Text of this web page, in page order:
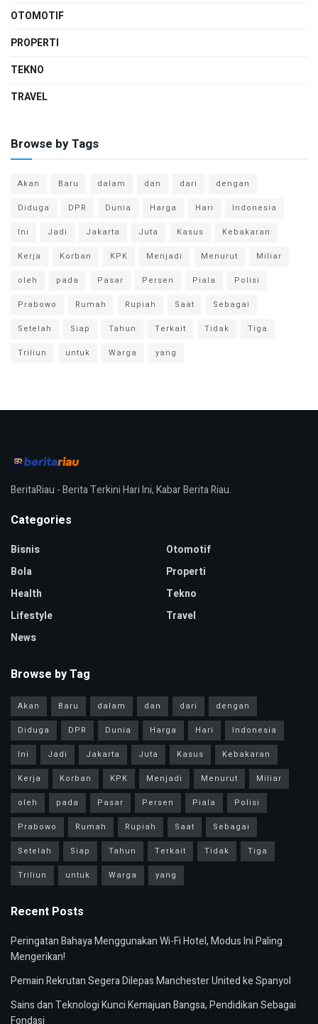
OTOMOTIF
PROPERTI
TEKNO
TRAVEL
Browse by Tags
Akan Baru dalam dan dari
dengan
Diduga
DPR Dunia Harga Hari
Indonesia
Ini
Jadi Jakarta Juta Kasus
Kebakaran
Kerja
Korban KPK Menjadi Menurut
Miliar
oleh
pada Pasar Persen Piala
Polisi
Prabowo
Rumah Rupiah Saat
Sebagai
Setelah
Siap Tahun Terkait Tidak
Tiga
Triliun
untuk Warga yang
BeritaRiau - Berita Terkini Hari Ini, Kabar Berita Riau.
Categories
Bisnis
Bola
Health
Lifestyle
News
Otomotif
Properti
Tekno
Travel
Browse by Tag
Akan Baru dalam dan dari
dengan
Diduga
DPR Dunia Harga Hari
Indonesia
Ini
Jadi Jakarta Juta Kasus
Kebakaran
Kerja
Korban KPK Menjadi Menurut
Miliar
oleh
pada Pasar Persen Piala
Polisi
Prabowo
Rumah Rupiah Saat
Sebagai
Setelah
Siap Tahun Terkait Tidak
Tiga
Triliun
untuk Warga yang
Recent Posts
Peringatan Bahaya Menggunakan Wi-Fi Hotel, Modus Ini Paling
Mengerikan!
Pemain Rekrutan Segera Dilepas Manchester United ke Spanyol
Sains dan Teknologi Kunci Kemajuan Bangsa, Pendidikan Sebagai